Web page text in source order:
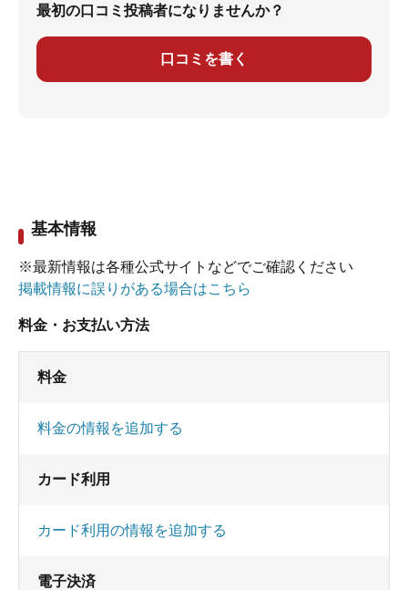
最初の口コミ投稿者になりませんか？
口コミを書く
基本情報
※最新情報は各種公式サイトなどでご確認ください
掲載情報に誤りがある場合はこちら
料金・お支払い方法
料金
料金の情報を追加する
カード利用
カード利用の情報を追加する
電子決済